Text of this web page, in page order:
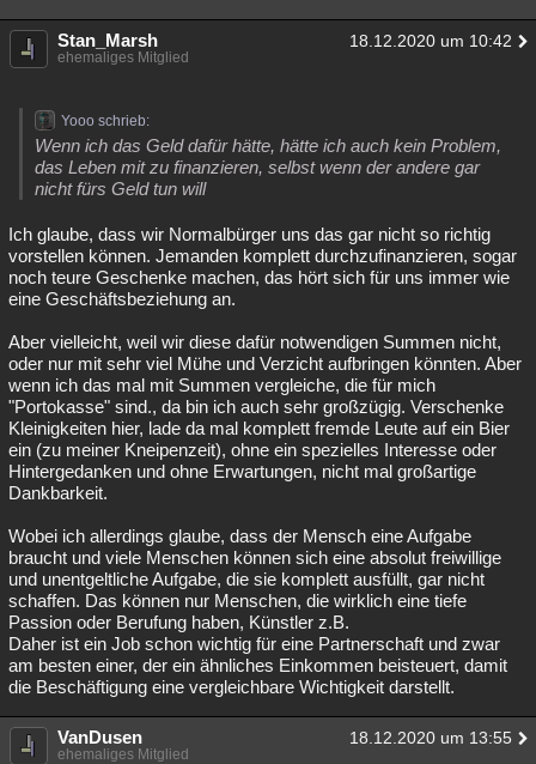
Stan_Marsh 18.12.2020 um 10:42
ehemaliges Mitglied
Yooo schrieb:
Wenn ich das Geld dafür hätte, hätte ich auch kein Problem,
das Leben mit zu finanzieren, selbst wenn der andere gar
nicht fürs Geld tun will
Ich glaube, dass wir Normalbürger uns das gar nicht so richtig
vorstellen können. Jemanden komplett durchzufinanzieren, sogar
noch teure Geschenke machen, das hört sich für uns immer wie
eine Geschäftsbeziehung an.
Aber vielleicht, weil wir diese dafür notwendigen Summen nicht,
oder nur mit sehr viel Mühe und Verzicht aufbringen könnten. Aber
wenn ich das mal mit Summen vergleiche, die für mich
"Portokasse" sind., da bin ich auch sehr großzügig. Verschenke
Kleinigkeiten hier, lade da mal komplett fremde Leute auf ein Bier
ein (zu meiner Kneipenzeit), ohne ein spezielles Interesse oder
Hintergedanken und ohne Erwartungen, nicht mal großartige
Dankbarkeit.
Wobei ich allerdings glaube, dass der Mensch eine Aufgabe
braucht und viele Menschen können sich eine absolut freiwillige
und unentgeltliche Aufgabe, die sie komplett ausfüllt, gar nicht
schaffen. Das können nur Menschen, die wirklich eine tiefe
Passion oder Berufung haben, Künstler z.B.
Daher ist ein Job schon wichtig für eine Partnerschaft und zwar
am besten einer, der ein ähnliches Einkommen beisteuert, damit
die Beschäftigung eine vergleichbare Wichtigkeit darstellt.
VanDusen 18.12.2020 um 13:55
ehemaliges Mitglied